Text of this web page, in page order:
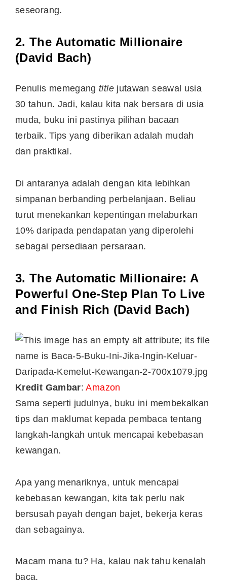
seseorang.
2. The Automatic Millionaire
(David Bach)
Penulis memegangtitlejutawan seawal usia
30 tahun. Jadi, kalau kita nak bersara di usia
muda, buku ini pastinya pilihan bacaan
terbaik. Tips yang diberikan adalah mudah
dan praktikal.
Di antaranya adalah dengan kita lebihkan
simpanan berbanding perbelanjaan. Beliau
turut menekankan kepentingan melaburkan
10% daripada pendapatan yang diperolehi
sebagai persediaan persaraan.
3. The Automatic Millionaire: A
Powerful One-Step Plan To Live
and Finish Rich (David Bach)
Kredit Gambar:Amazon
Sama seperti judulnya, buku ini membekalkan
tips dan maklumat kepada pembaca tentang
langkah-langkah untuk mencapai kebebasan
kewangan.
Apa yang menariknya, untuk mencapai
kebebasan kewangan, kita tak perlu nak
bersusah payah dengan bajet, bekerja keras
dan sebagainya.
Macam mana tu? Ha, kalau nak tahu kenalah
baca.